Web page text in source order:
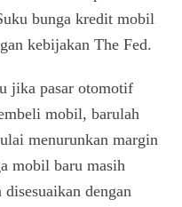
bunga kredit mobil
kebijakan The Fed.
jika pasar otomotif
mobil, barulah
menurunkan margin
mobil baru masih
dengan